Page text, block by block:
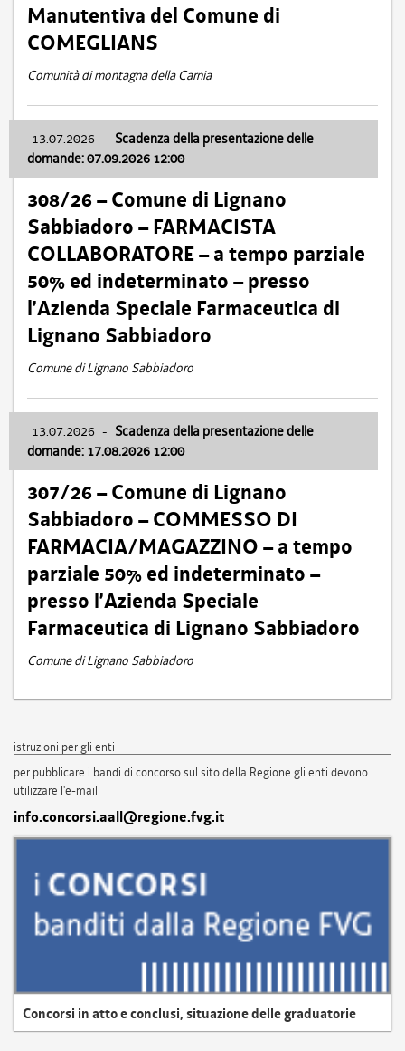
Manutentiva del Comune di
COMEGLIANS
Comunità di montagna della Carnia
13.07.2026 - Scadenza della presentazione delle
domande: 07.09.2026 12:00
308/26 – Comune di Lignano
Sabbiadoro – FARMACISTA
COLLABORATORE – a tempo parziale
50% ed indeterminato – presso
l’Azienda Speciale Farmaceutica di
Lignano Sabbiadoro
Comune di Lignano Sabbiadoro
13.07.2026 - Scadenza della presentazione delle
domande: 17.08.2026 12:00
307/26 – Comune di Lignano
Sabbiadoro – COMMESSO DI
FARMACIA/MAGAZZINO – a tempo
parziale 50% ed indeterminato –
presso l’Azienda Speciale
Farmaceutica di Lignano Sabbiadoro
Comune di Lignano Sabbiadoro
istruzioni per gli enti
per pubblicare i bandi di concorso sul sito della Regione gli enti devono
utilizzare l'e-mail
info.concorsi.aall@regione.fvg.it
Concorsi in atto e conclusi, situazione delle graduatorie